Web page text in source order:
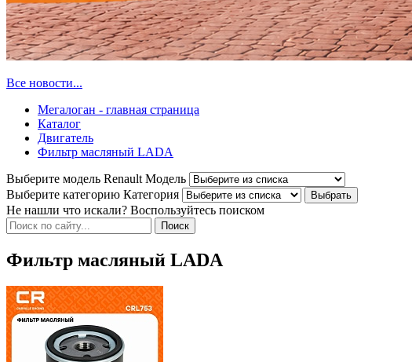
Все новости...
Мегалоган - главная страница
Каталог
Двигатель
Фильтр масляный LADA
Выберите модель Renault Модель
Выберите категорию Категория
Не нашли что искали? Воспользуйтесь поиском
Фильтр масляный LADA